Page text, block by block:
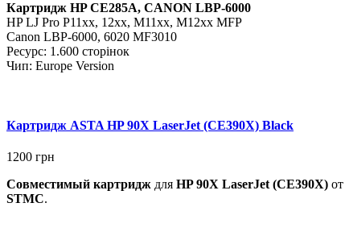
Картридж HP CE285A, CANON LBP-6000
HP LJ Pro P11xx, 12xx, M11xx, M12xx MFP
Canon LBP-6000, 6020 MF3010
Ресурс: 1.600 сторінок
Чип: Europe Version
Картридж ASTA HP 90X LaserJet (CE390X) Black
1200 грн
Совместимый картридж для HP 90X LaserJet (CE390X) от
STMC.